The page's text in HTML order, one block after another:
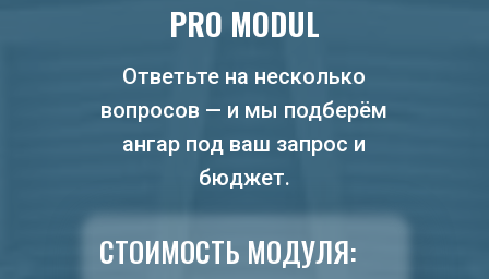
PRO MODUL
Ответьте на несколько
вопросов — и мы подберём
ангар под ваш запрос и
бюджет.
СТОИМОСТЬ МОДУЛЯ: